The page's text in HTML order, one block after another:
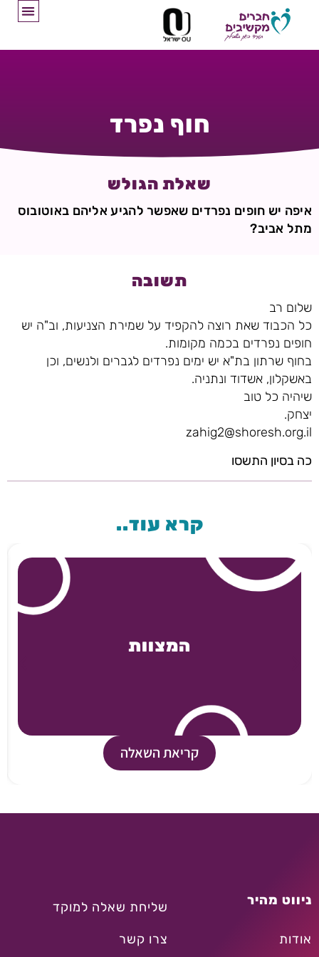
חוף נפרד
שאלת הגולש
איפה יש חופים נפרדים שאפשר להגיע אליהם באוטובוס
מתל אביב?
תשובה
שלום רב
כל הכבוד שאת רוצה להקפיד על שמירת הצניעות, וב"ה יש
חופים נפרדים בכמה מקומות.
בחוף שרתון בת"א יש ימים נפרדים לגברים ולנשים, וכן
באשקלון, אשדוד ונתניה.
שיהיה כל טוב
יצחק.
zahig2@shoresh.org.il
כה בסיון התשסו
קרא עוד..
המצוות
קריאת השאלה
ניווט מהיר
אודות
שליחת שאלה למוקד
צרו קשר